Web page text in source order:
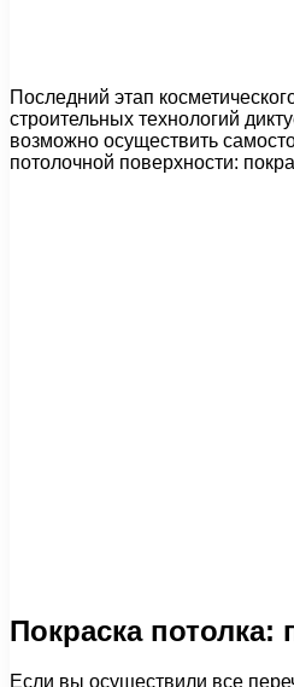
Последний этап
строительных технологий
возможно осуществить
потолочной поверхности:
Покраска потолка:
Если вы осуществили все